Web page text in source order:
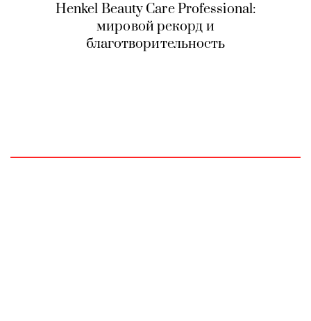
Henkel Beauty Care Professional:
мировой рекорд и
благотворительность